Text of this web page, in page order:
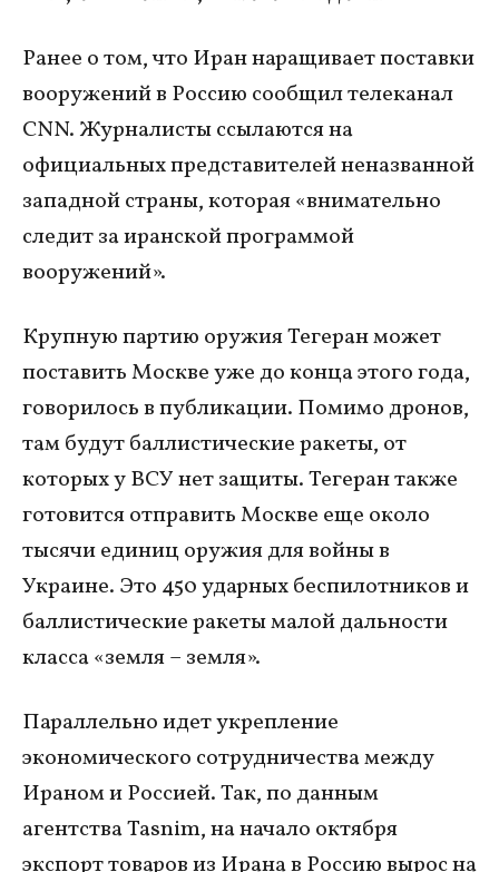
Ранее о том, что Иран наращивает поставки
вооружений в Россию сообщил телеканал
CNN. Журналисты ссылаются на
официальных представителей неназванной
западной страны, которая «внимательно
следит за иранской программой
вооружений».
Крупную партию оружия Тегеран может
поставить Москве уже до конца этого года,
говорилось в публикации. Помимо дронов,
там будут баллистические ракеты, от
которых у ВСУ нет защиты. Тегеран также
готовится отправить Москве еще около
тысячи единиц оружия для войны в
Украине. Это 450 ударных беспилотников и
баллистические ракеты малой дальности
класса «земля – земля».
Параллельно идет укрепление
экономического сотрудничества между
Ираном и Россией. Так, по данным
агентства Tasnim, на начало октября
экспорт товаров из Ирана в Россию вырос на